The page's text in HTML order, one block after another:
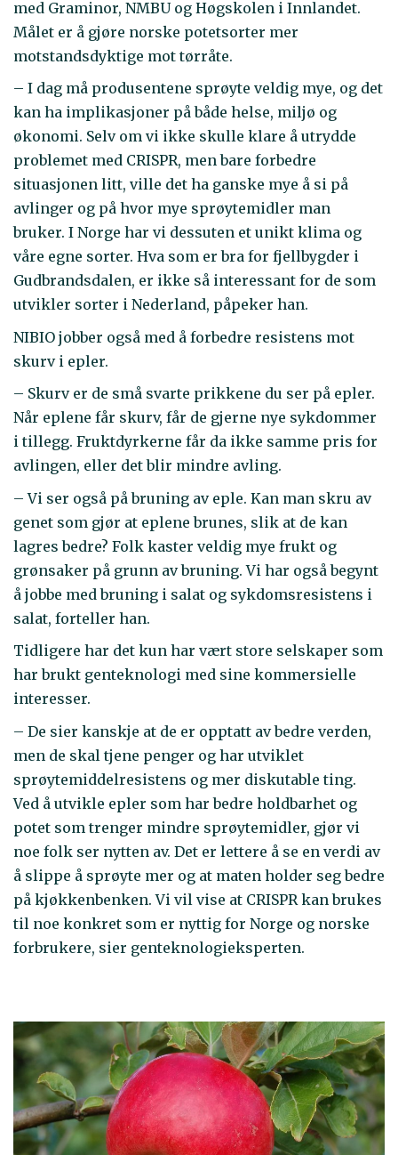
med Graminor, NMBU og Høgskolen i Innlandet.
Målet er å gjøre norske potetsorter mer
motstandsdyktige mot tørråte.
– I dag må produsentene sprøyte veldig mye, og det
kan ha implikasjoner på både helse, miljø og
økonomi. Selv om vi ikke skulle klare å utrydde
problemet med CRISPR, men bare forbedre
situasjonen litt, ville det ha ganske mye å si på
avlinger og på hvor mye sprøytemidler man
bruker. I Norge har vi dessuten et unikt klima og
våre egne sorter. Hva som er bra for fjellbygder i
Gudbrandsdalen, er ikke så interessant for de som
utvikler sorter i Nederland, påpeker han.
NIBIO jobber også med å forbedre resistens mot
skurv i epler.
– Skurv er de små svarte prikkene du ser på epler.
Når eplene får skurv, får de gjerne nye sykdommer
i tillegg. Fruktdyrkerne får da ikke samme pris for
avlingen, eller det blir mindre avling.
– Vi ser også på bruning av eple. Kan man skru av
genet som gjør at eplene brunes, slik at de kan
lagres bedre? Folk kaster veldig mye frukt og
grønsaker på grunn av bruning. Vi har også begynt
å jobbe med bruning i salat og sykdomsresistens i
salat, forteller han.
Tidligere har det kun har vært store selskaper som
har brukt genteknologi med sine kommersielle
interesser.
– De sier kanskje at de er opptatt av bedre verden,
men de skal tjene penger og har utviklet
sprøytemiddelresistens og mer diskutable ting.
Ved å utvikle epler som har bedre holdbarhet og
potet som trenger mindre sprøytemidler, gjør vi
noe folk ser nytten av. Det er lettere å se en verdi av
å slippe å sprøyte mer og at maten holder seg bedre
på kjøkkenbenken. Vi vil vise at CRISPR kan brukes
til noe konkret som er nyttig for Norge og norske
forbrukere, sier genteknologieksperten.